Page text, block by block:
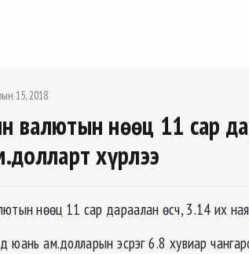
15, 2018
валютын нөөц 11 сар
хүрлээ
нөөц 11 сар дараалан өсч, 3.14 их
юань ам.долларын эсрэг 6.8 хувиар